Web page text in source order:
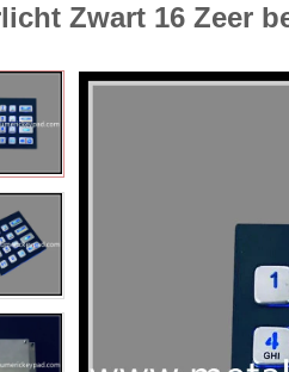
Zwart 16 Zeer